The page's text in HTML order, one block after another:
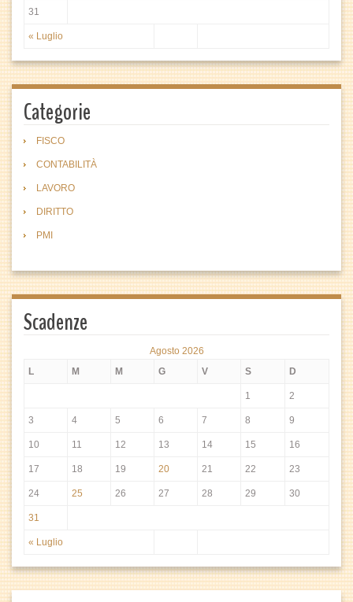
« Luglio
31
Categorie
FISCO
CONTABILITÀ
LAVORO
DIRITTO
PMI
Scadenze
Agosto 2026
L
M M G V S D
« Luglio
1 2
3 4 5 6 7 8 9
10 11 12 13 14 15 16
17 18 19 20 21 22 23
24 25 26 27 28 29 30
31